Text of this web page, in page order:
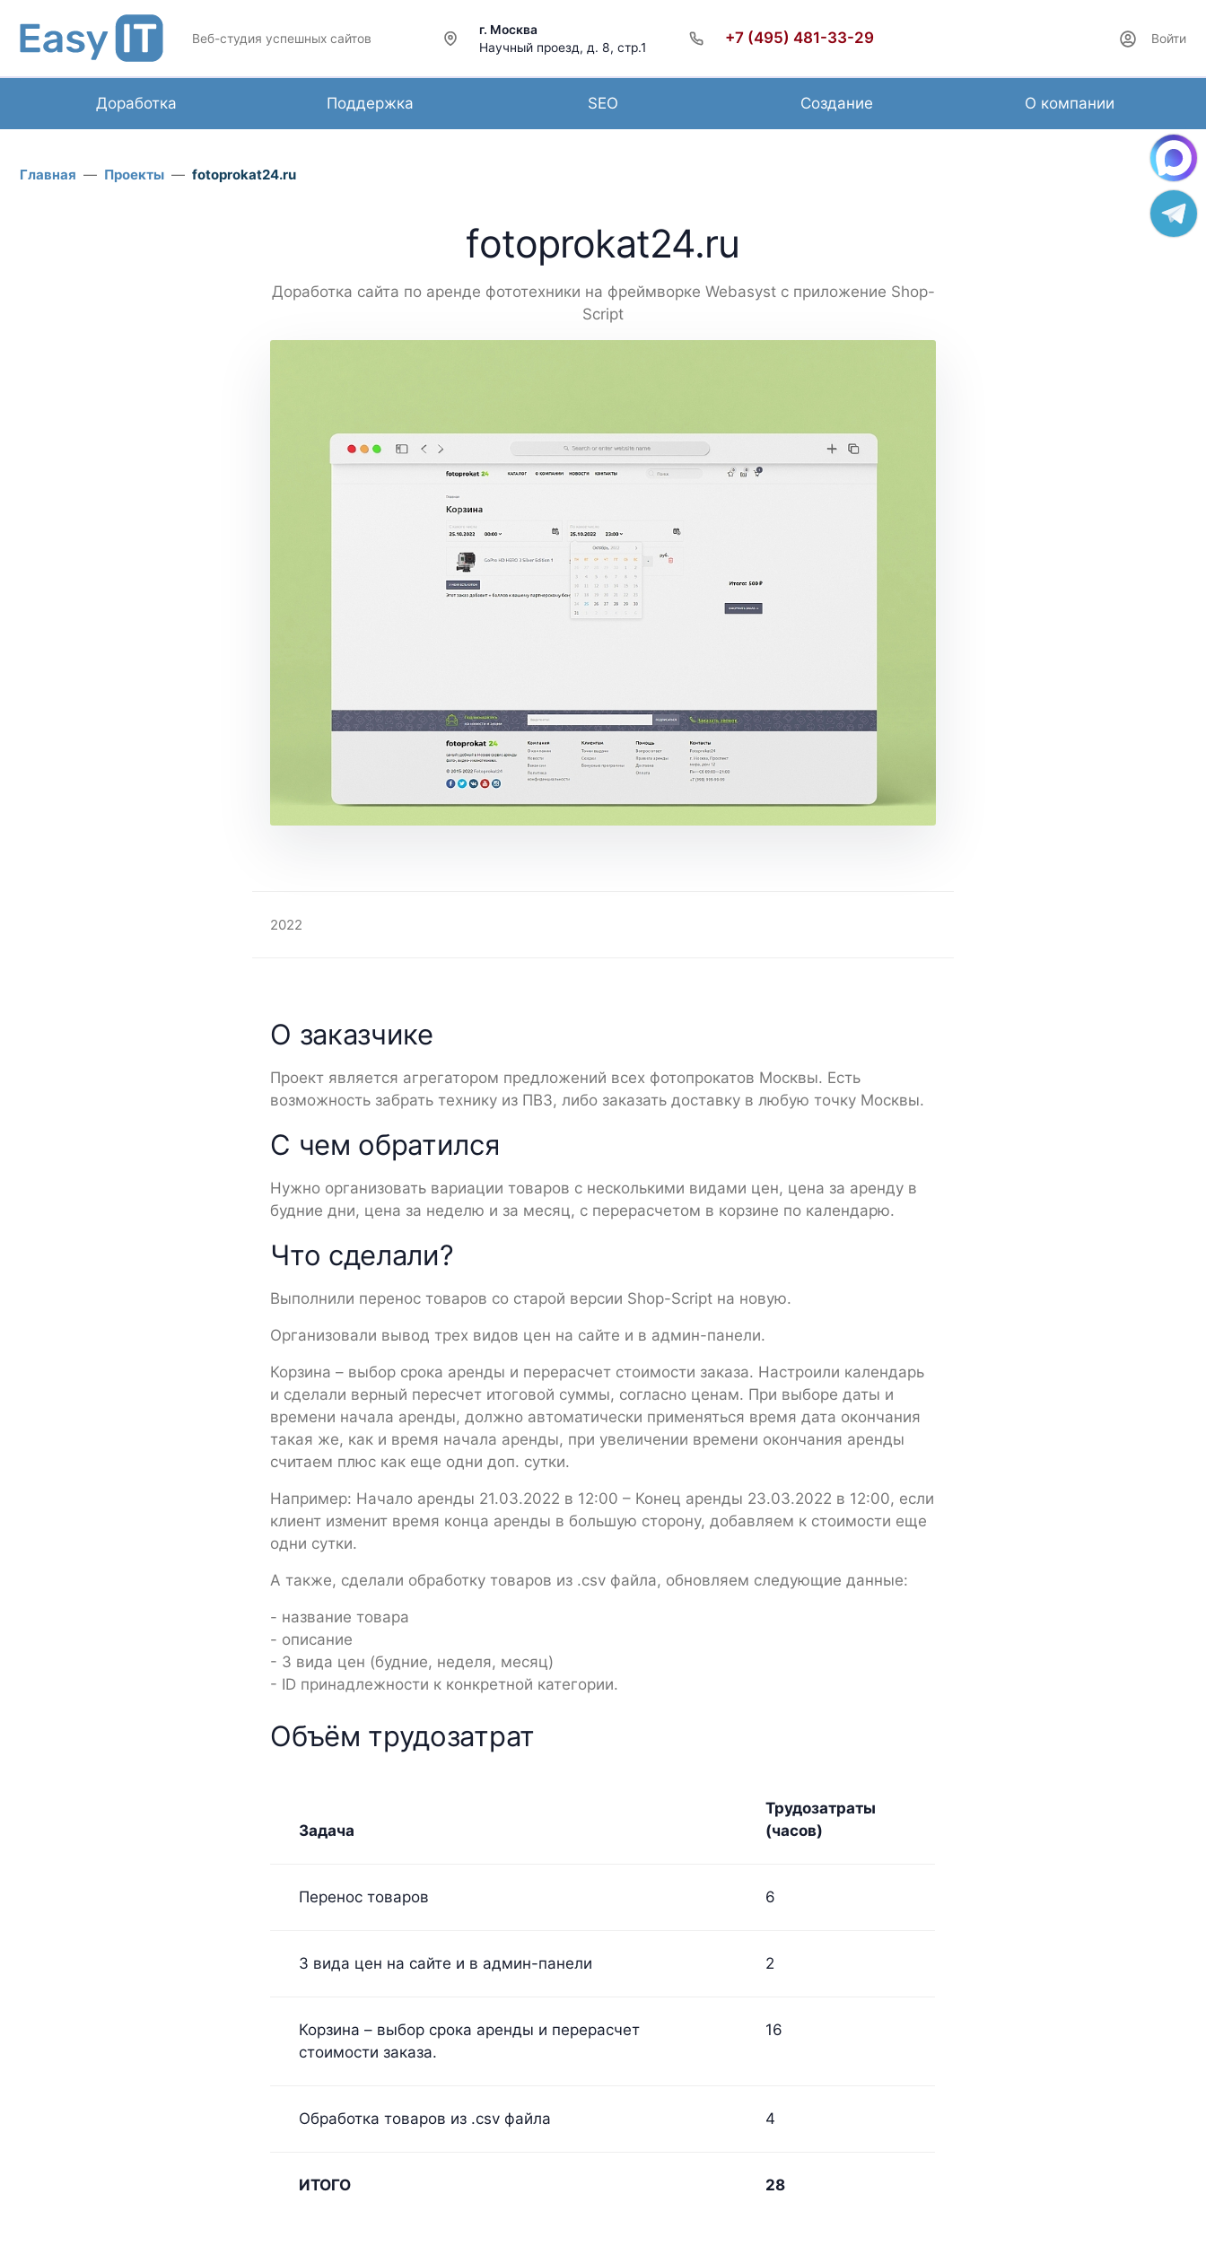
Веб-студия успешных сайтов
г. Москва
Научный проезд, д. 8, стр.1
+7 (495) 481-33-29 Войти
Доработка Поддержка SEO Создание О компании
Главная Проекты fotoprokat24.ru
fotoprokat24.ru
Доработка сайта по аренде фототехники на фреймворке Webasyst с приложение Shop-
Script
2022
О заказчике
Проект является агрегатором предложений всех фотопрокатов Москвы. Есть
возможность забрать технику из ПВЗ, либо заказать доставку в любую точку Москвы.
С чем обратился
Нужно организовать вариации товаров с несколькими видами цен, цена за аренду в
будние дни, цена за неделю и за месяц, с перерасчетом в корзине по календарю.
Что сделали?
Выполнили перенос товаров со старой версии Shop-Script на новую.
Организовали вывод трех видов цен на сайте и в админ-панели.
Корзина – выбор срока аренды и перерасчет стоимости заказа. Настроили календарь
и сделали верный пересчет итоговой суммы, согласно ценам. При выборе даты и
времени начала аренды, должно автоматически применяться время дата окончания
такая же, как и время начала аренды, при увеличении времени окончания аренды
считаем плюс как еще одни доп. cутки.
Например: Начало аренды 21.03.2022 в 12:00 – Конец аренды 23.03.2022 в 12:00, если
клиент изменит время конца аренды в большую сторону, добавляем к стоимости еще
одни сутки.
А также, сделали обработку товаров из .csv файла, обновляем следующие данные:
- название товара
- описание
- 3 вида цен (будние, неделя, месяц)
- ID принадлежности к конкретной категории.
Объём трудозатрат
Задача
Трудозатраты
(часов)
Перенос товаров 6
3 вида цен на сайте и в админ-панели 2
Корзина – выбор срока аренды и перерасчет
стоимости заказа.
16
Обработка товаров из .csv файла 4
ИТОГО 28